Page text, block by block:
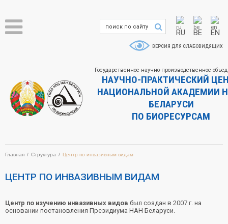
Государственное научно-производственное
НАУЧНО-ПРАКТИЧЕСКИЙ
НАЦИОНАЛЬНОЙ АКАДЕМИИ
БЕЛАРУСИ
ПО БИОРЕСУРСАМ
RU BE EN
ВЕРСИЯ ДЛЯ СЛАБОВИДЯЩИХ
Главная Структура Центр по инвазивным видам
ЦЕНТР ПО ИНВАЗИВНЫМ ВИДАМ
Центр по изучению инвазивных видов был создан в 2007 г. на
основании постановления Президиума НАН Беларуси.